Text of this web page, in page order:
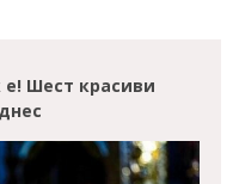
е! Шест красиви